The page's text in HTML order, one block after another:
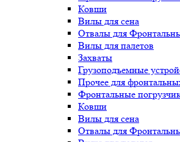
Ковши
Вилы для сена
Отвалы для
Вилы для палетов
Захваты
Грузоподъемные
Прочее для
Фронтальные
Ковши
Вилы для сена
Отвалы для